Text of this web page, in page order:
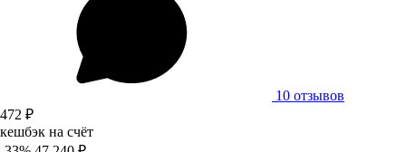
10 отзывов
472 ₽
кешбэк на счёт